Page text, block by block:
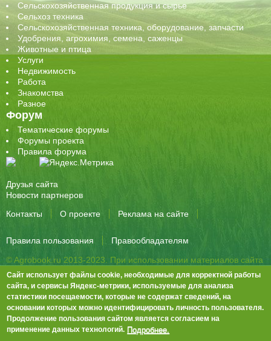
Сельскохозяйственная продукция и сырье
Сельхоз техника
Сельскохозяйственная техника, оборудование, запчасти
Удобрения, агрохимия, семена, саженцы
Животные и птица
Услуги
Недвижимость
Работа
Знакомства
Разное
Форум
Тематические форумы
Форумы проекта
Правила форума
Друзья сайта
Новости партнеров
Контакты
О проекте Реклама на сайте
Правила пользования
Правообладателям
© Agrobook.ru 2013-2023. При использовании материалов сайта
активная ссылка на публикацию обязательна.
344000, Ростов-на-Дону, ул. Города Волос, д.6, 8 этаж, офис 803
Тел./факс: +7 (863) 282-83-13 e-mail:info@agrobook.ru
Возрастная категория сайта: 16+. Объявления на сайте не
премодерируются.Положение о защите персональных данных
Гала Алиевна Каймакчи – редактор, тел.: (863) 282-83-13
Сайт использует файлы cookie, необходимые для корректной работы
сайта, и сервисы Яндекс-метрики, используемые для анализа
статистики посещаемости, которые не содержат сведений, на
основании которых можно идентифицировать личность пользователя.
Продолжение пользования сайтом является согласием на
применение данных технологий. Подробнее.